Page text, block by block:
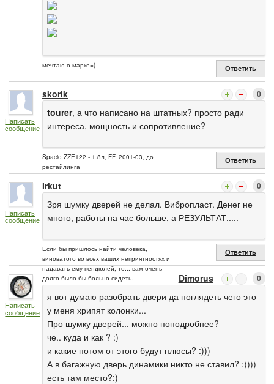
мечтаю о марке=) Ответить
Написать
сообщение
skorik 0
tourer, а что написано на штатных? просто ради
интереса, мощность и сопротивление?
Spacio ZZE122 - 1.8л, FF, 2001-03, до
рестайлинга
Ответить
Написать
сообщение
Irkut 0
Зря шумку дверей не делал. Вибропласт. Денег не
много, работы на час больше, а РЕЗУЛЬТАТ.....
Если бы пришлось найти человека,
виноватого во всех ваших неприятностях и
надавать ему пендюлей, то... вам очень
долго было бы больно сидеть.
Ответить
Написать
сообщение
Dimorus 0
я вот думаю разобрать двери да поглядеть чего это
у меня хрипят колонки...
Про шумку дверей... можно поподробнее?
че.. куда и как ? :)
и какие потом от этого будут плюсы? :)))
А в багажную дверь динамики никто не ставил? :))))
есть там место?:)